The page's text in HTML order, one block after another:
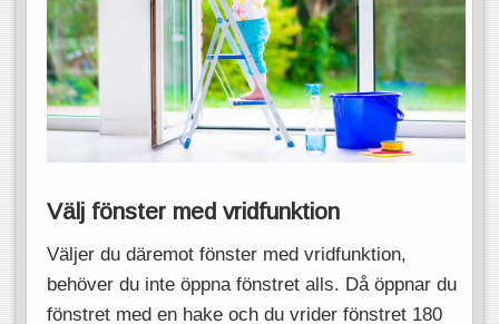
Välj fönster med vridfunktion
Väljer du däremot fönster med vridfunktion,
behöver du inte öppna fönstret alls. Då öppnar du
fönstret med en hake och du vrider fönstret 180